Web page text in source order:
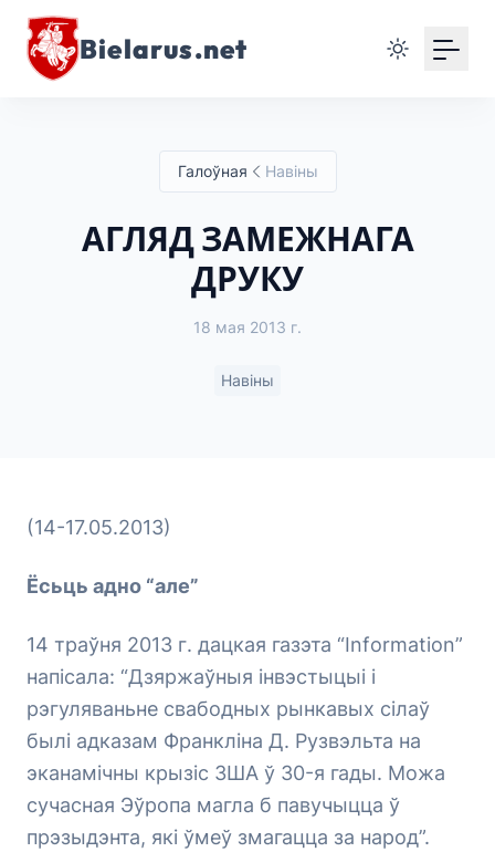
Bielarus.net
Галоўная Навіны
АГЛЯД ЗАМЕЖНАГА
ДРУКУ
18 мая 2013 г.
Навіны
(14-17.05.2013)
Ёсьць адно “але”
14 траўня 2013 г. дацкая газэта “Information”
напісала: “Дзяржаўныя інвэстыцыі і
рэгуляваньне свабодных рынкавых сілаў
былі адказам Франкліна Д. Рузвэльта на
эканамічны крызіс ЗША ў 30-я гады. Можа
сучасная Эўропа магла б павучыцца ў
прэзыдэнта, які ўмеў змагацца за народ”.